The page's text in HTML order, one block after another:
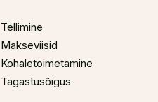
Tellimine
Makseviisid
Kohaletoimetamine
Tagastusõigus